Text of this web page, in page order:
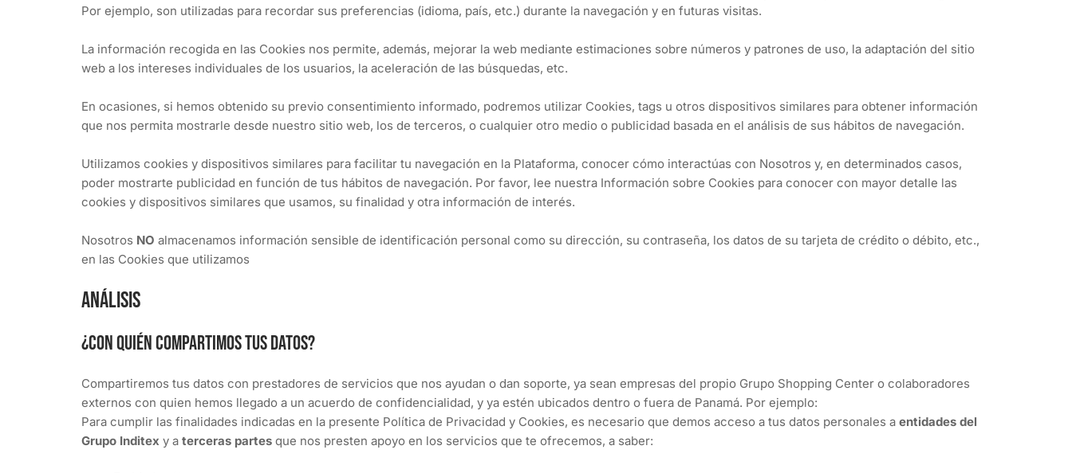
Por ejemplo, son utilizadas para recordar sus preferencias (idioma, país, etc.) durante la navegación y en futuras visitas.
La información recogida en las Cookies nos permite, además, mejorar la web mediante estimaciones sobre números y patrones de uso, la adaptación del sitio
web a los intereses individuales de los usuarios, la aceleración de las búsquedas, etc.
En ocasiones, si hemos obtenido su previo consentimiento informado, podremos utilizar Cookies, tags u otros dispositivos similares para obtener información
que nos permita mostrarle desde nuestro sitio web, los de terceros, o cualquier otro medio o publicidad basada en el análisis de sus hábitos de navegación.
Utilizamos cookies y dispositivos similares para facilitar tu navegación en la Plataforma, conocer cómo interactúas con Nosotros y, en determinados casos,
poder mostrarte publicidad en función de tus hábitos de navegación. Por favor, lee nuestra Información sobre Cookies para conocer con mayor detalle las
cookies y dispositivos similares que usamos, su finalidad y otra información de interés.
Nosotros NO almacenamos información sensible de identificación personal como su dirección, su contraseña, los datos de su tarjeta de crédito o débito, etc.,
en las Cookies que utilizamos
Análisis
¿Con quién compartimos tus datos?
Compartiremos tus datos con prestadores de servicios que nos ayudan o dan soporte, ya sean empresas del propio Grupo Shopping Center o colaboradores
externos con quien hemos llegado a un acuerdo de confidencialidad, y ya estén ubicados dentro o fuera de Panamá. Por ejemplo:
Para cumplir las finalidades indicadas en la presente Política de Privacidad y Cookies, es necesario que demos acceso a tus datos personales a entidades del
Grupo Inditex y a terceras partes que nos presten apoyo en los servicios que te ofrecemos, a saber: